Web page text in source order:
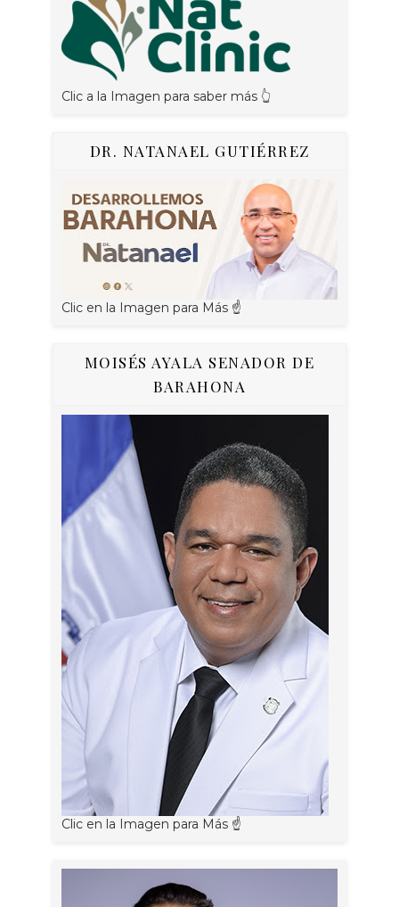
Clic a la Imagen para saber más 👆
DR. NATANAEL GUTIÉRREZ
Clic en la Imagen para Más ☝
MOISÉS AYALA SENADOR DE
BARAHONA
Clic en la Imagen para Más ☝